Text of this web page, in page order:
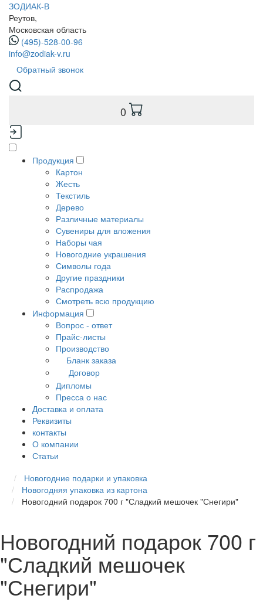
ЗОДИАК-В
Реутов,
Московская область
(495)-528-00-96
info@zodiak-v.ru
Обратный звонок
0
Продукция
Картон
Жесть
Текстиль
Дерево
Различные материалы
Сувениры для вложения
Наборы чая
Новогодние украшения
Символы года
Другие праздники
Распродажа
Смотреть всю продукцию
Информация
Вопрос - ответ
Прайс-листы
Производство
Бланк заказа
Договор
Дипломы
Пресса о нас
Доставка и оплата
Реквизиты
контакты
О компании
Статьи
Новогодние подарки и упаковка
Новогодняя упаковка из картона
Новогодний подарок 700 г "Сладкий мешочек "Снегири"
Новогодний подарок 700 г
"Сладкий мешочек
"Снегири"